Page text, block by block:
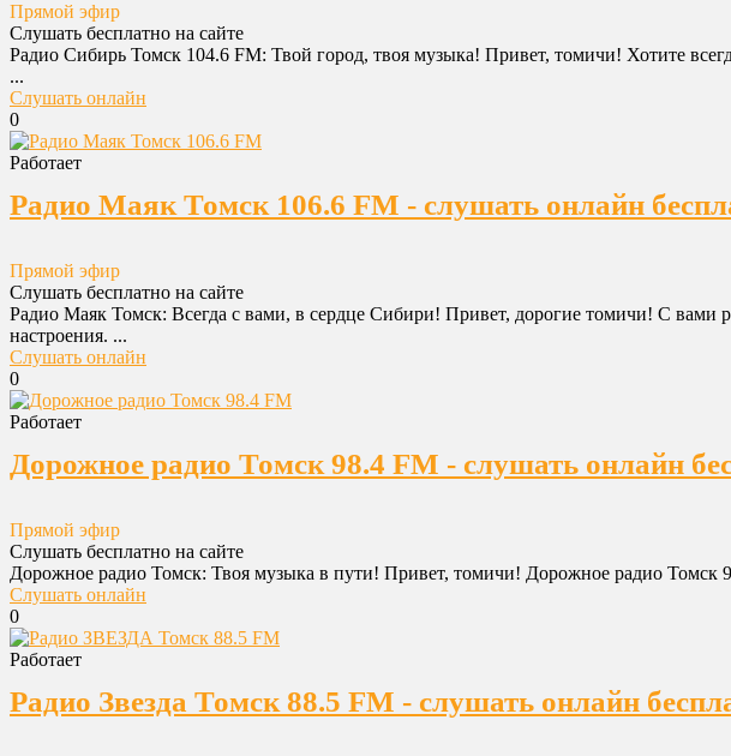
Прямой эфир
Слушать бесплатно на сайте
Радио Сибирь Томск 104.6 FM: Твой город, твоя музыка! Привет, томичи! Хотите
...
Слушать онлайн
0
Работает
Радио Маяк Томск 106.6 FM - слушать онлайн
Прямой эфир
Слушать бесплатно на сайте
Радио Маяк Томск: Всегда с вами, в сердце Сибири! Привет, дорогие томичи! С
настроения. ...
Слушать онлайн
0
Работает
Дорожное радио Томск 98.4 FM - слушать онлайн
Прямой эфир
Слушать бесплатно на сайте
Дорожное радио Томск: Твоя музыка в пути! Привет, томичи! Дорожное радио Томск
Слушать онлайн
0
Работает
Радио Звезда Томск 88.5 FM - слушать онлайн